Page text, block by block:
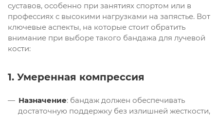
суставов, особенно при занятиях спортом или в
профессиях с высокими нагрузками на запястье. Вот
ключевые аспекты, на которые стоит обратить
внимание при выборе такого бандажа для лучевой
кости:
1. Умеренная компрессия
Назначение: бандаж должен обеспечивать
достаточную поддержку без излишней жесткости,